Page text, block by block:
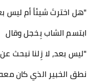
"هل اخترتَ شيئاً أم ليس
ابتسم الشاب بِخجل وقال
"ليس بعد، لا زِلنا نبحث
نطق الخبير الذي كان